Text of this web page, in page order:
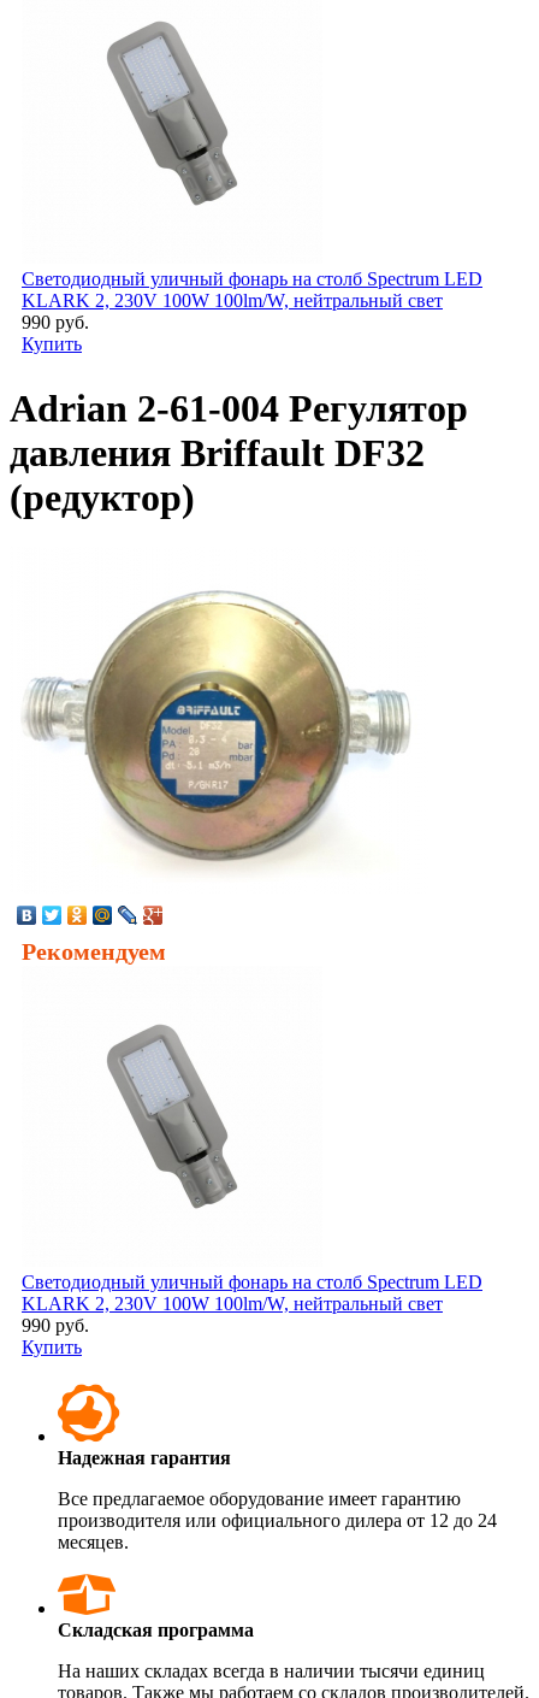
Светодиодный уличный фонарь на столб Spectrum LED
KLARK 2, 230V 100W 100lm/W, нейтральный свет
990 руб.
Купить
Adrian 2-61-004 Регулятор
давления Briffault DF32
(редуктор)
Рекомендуем
Светодиодный уличный фонарь на столб Spectrum LED
KLARK 2, 230V 100W 100lm/W, нейтральный свет
990 руб.
Купить
Надежная гарантия
Все предлагаемое оборудование имеет гарантию
производителя или официального дилера от 12 до 24
месяцев.
Складская программа
На наших складах всегда в наличии тысячи единиц
товаров. Также мы работаем со складов производителей.